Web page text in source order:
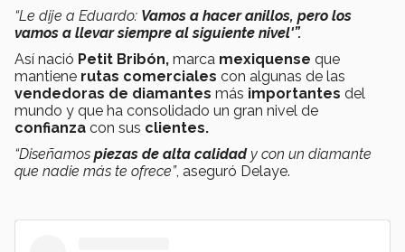
“Le dije a Eduardo: Vamos a hacer anillos, pero los
vamos a llevar siempre al siguiente nivel'”.
Así nació Petit Bribón, marca mexiquense que
mantiene rutas comerciales con algunas de las
vendedoras de diamantes más importantes del
mundo y que ha consolidado un gran nivel de
confianza con sus clientes.
“Diseñamos piezas de alta calidady con un diamante
que nadie más te ofrece”, aseguró Delaye.